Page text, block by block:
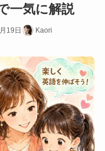
一気に解説
19日 Kaori